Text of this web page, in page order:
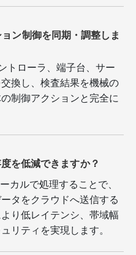
ン制御を同期・調整しま
トローラ、端子台、サー
換し、検査結果を機械の
制御アクションと完全に
を低減できますか？
カルで処理することで、
タをクラウドへ送信する
り低レイテンシ、帯域幅
リティを実現します。